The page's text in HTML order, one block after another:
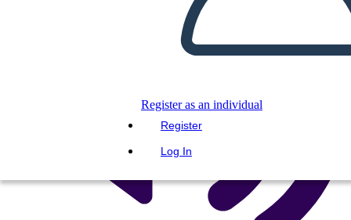
Register as an individual
Register
Log In